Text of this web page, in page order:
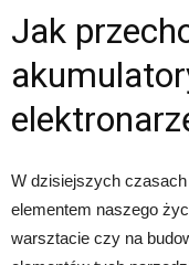
Jak
W dzisiejszych czasach
elementem naszego
warsztacie czy na